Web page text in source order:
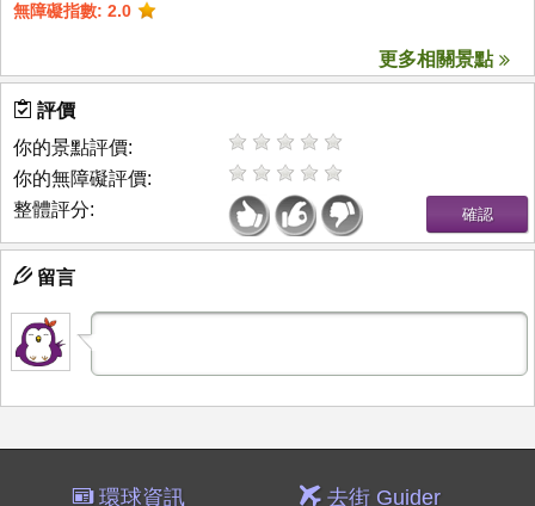
無障礙指數: 2.0
更多相關景點
評價
你的景點評價:
你的無障礙評價:
整體評分:
留言
環球資訊 去街 Guider